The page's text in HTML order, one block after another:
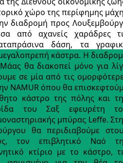
χώρο της περίφημης
διαδρομή προς
από αχανείς χαράδρες
δάση, τα
κάστρα. Η
θα διακοπεί μόνο για
σε μία από τις
NAMUR όπου θα
κάστρο της πόλης και
του Σαξ εφευρέτη
μπύρας Leffe.
θα περιδιαβούμε
τον επιβλητικό Ναό
κτίριο με το κάστρο,